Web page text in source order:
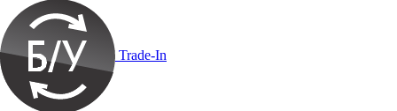
Trade-In